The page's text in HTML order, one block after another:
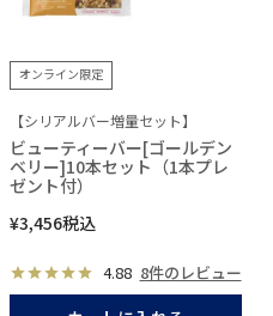
オンライン限定
【シリアルバー増量セット】
ビューティーバー[ゴールデン
ベリー]10本セット（1本プレ
ゼント付）
¥3,456税込
4.88 8件のレビュー